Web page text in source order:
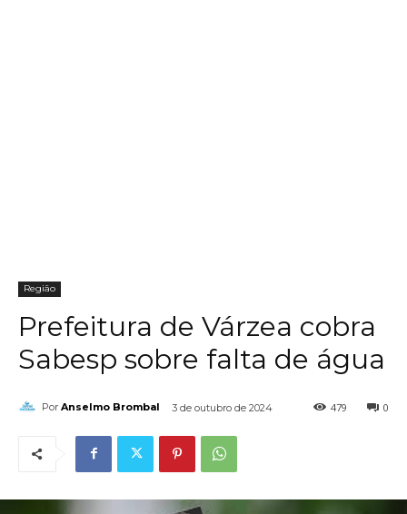
Região
Prefeitura de Várzea cobra
Sabesp sobre falta de água
Por Anselmo Brombal 3 de outubro de 2024 0
479